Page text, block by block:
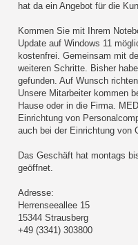
hat da ein Angebot für die
Kommen Sie mit Ihrem
Update auf Windows 11
kostenfrei. Gemeinsam mit
weiteren Schritte. Bisher
gefunden. Auf Wunsch
Unsere Mitarbeiter kommen
Hause oder in die Firma.
Einrichtung von
auch bei der Einrichtung von
Das Geschäft hat montags
geöffnet.
Adresse:
Herrenseeallee 15
15344 Strausberg
+49 (3341) 303800